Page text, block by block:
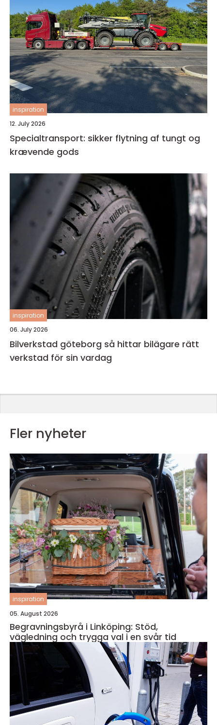
inspiration
12. July 2026
Specialtransport: sikker flytning af tungt og
krævende gods
inspiration
06. July 2026
Bilverkstad göteborg så hittar bilägare rätt
verkstad för sin vardag
Fler nyheter
inspiration
05. August 2026
Begravningsbyrå i Linköping: Stöd,
vägledning och trygga val i en svår tid